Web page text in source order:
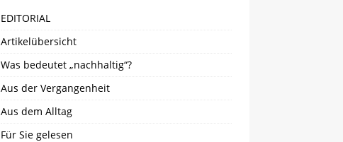
EDITORIAL
Artikelübersicht
Was bedeutet „nachhaltig“?
Aus der Vergangenheit
Aus dem Alltag
Für Sie gelesen